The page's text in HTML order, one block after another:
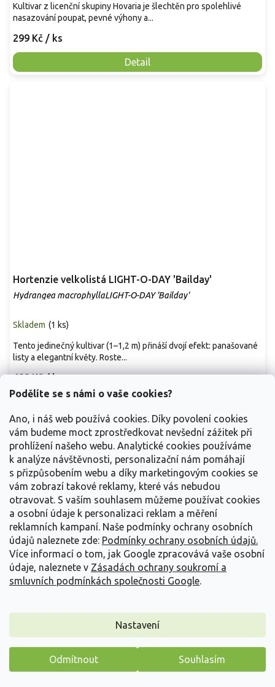
Podělíte se s námi o vaše cookies?
Ano, i náš web používá cookies. Díky povolení cookies
vám budeme moct zprostředkovat nevšední zážitek při
prohlížení našeho webu. Analytické cookies používáme
k analýze návštěvnosti, personalizační nám pomáhají
s přizpůsobením webu a díky marketingovým cookies se
vám zobrazí takové reklamy, které vás nebudou
otravovat. S vaším souhlasem můžeme používat cookies
a osobní údaje k personalizaci reklam a měření
reklamních kampaní. Naše podmínky ochrany osobních
údajů naleznete zde: Podmínky ochrany osobních údajů.
Více informací o tom, jak Google zpracovává vaše osobní
údaje, naleznete v Zásadách ochrany soukromí a
smluvních podmínkách společnosti Google.
Nastavení
Odmítnout Souhlasím
299 Kč / ks
Detail
Kultivar z licenční skupiny Hovaria je šlechtěn pro spolehlivé
nasazování poupat, pevné výhony a...
Hortenzie velkolistá LIGHT-O-DAY 'Bailday'
Hydrangea macrophyllaLIGHT-O-DAY 'Bailday'
Skladem (1 ks)
699 Kč/ ks
Tento jedinečný kultivar (1–1,2 m) přináší dvojí efekt: panašované
listy a elegantní květy. Roste...
Hortenzie velkolistá Rembrandt® 'Bella Pesche'
(63 ks)
Máme pro vás malý dárek